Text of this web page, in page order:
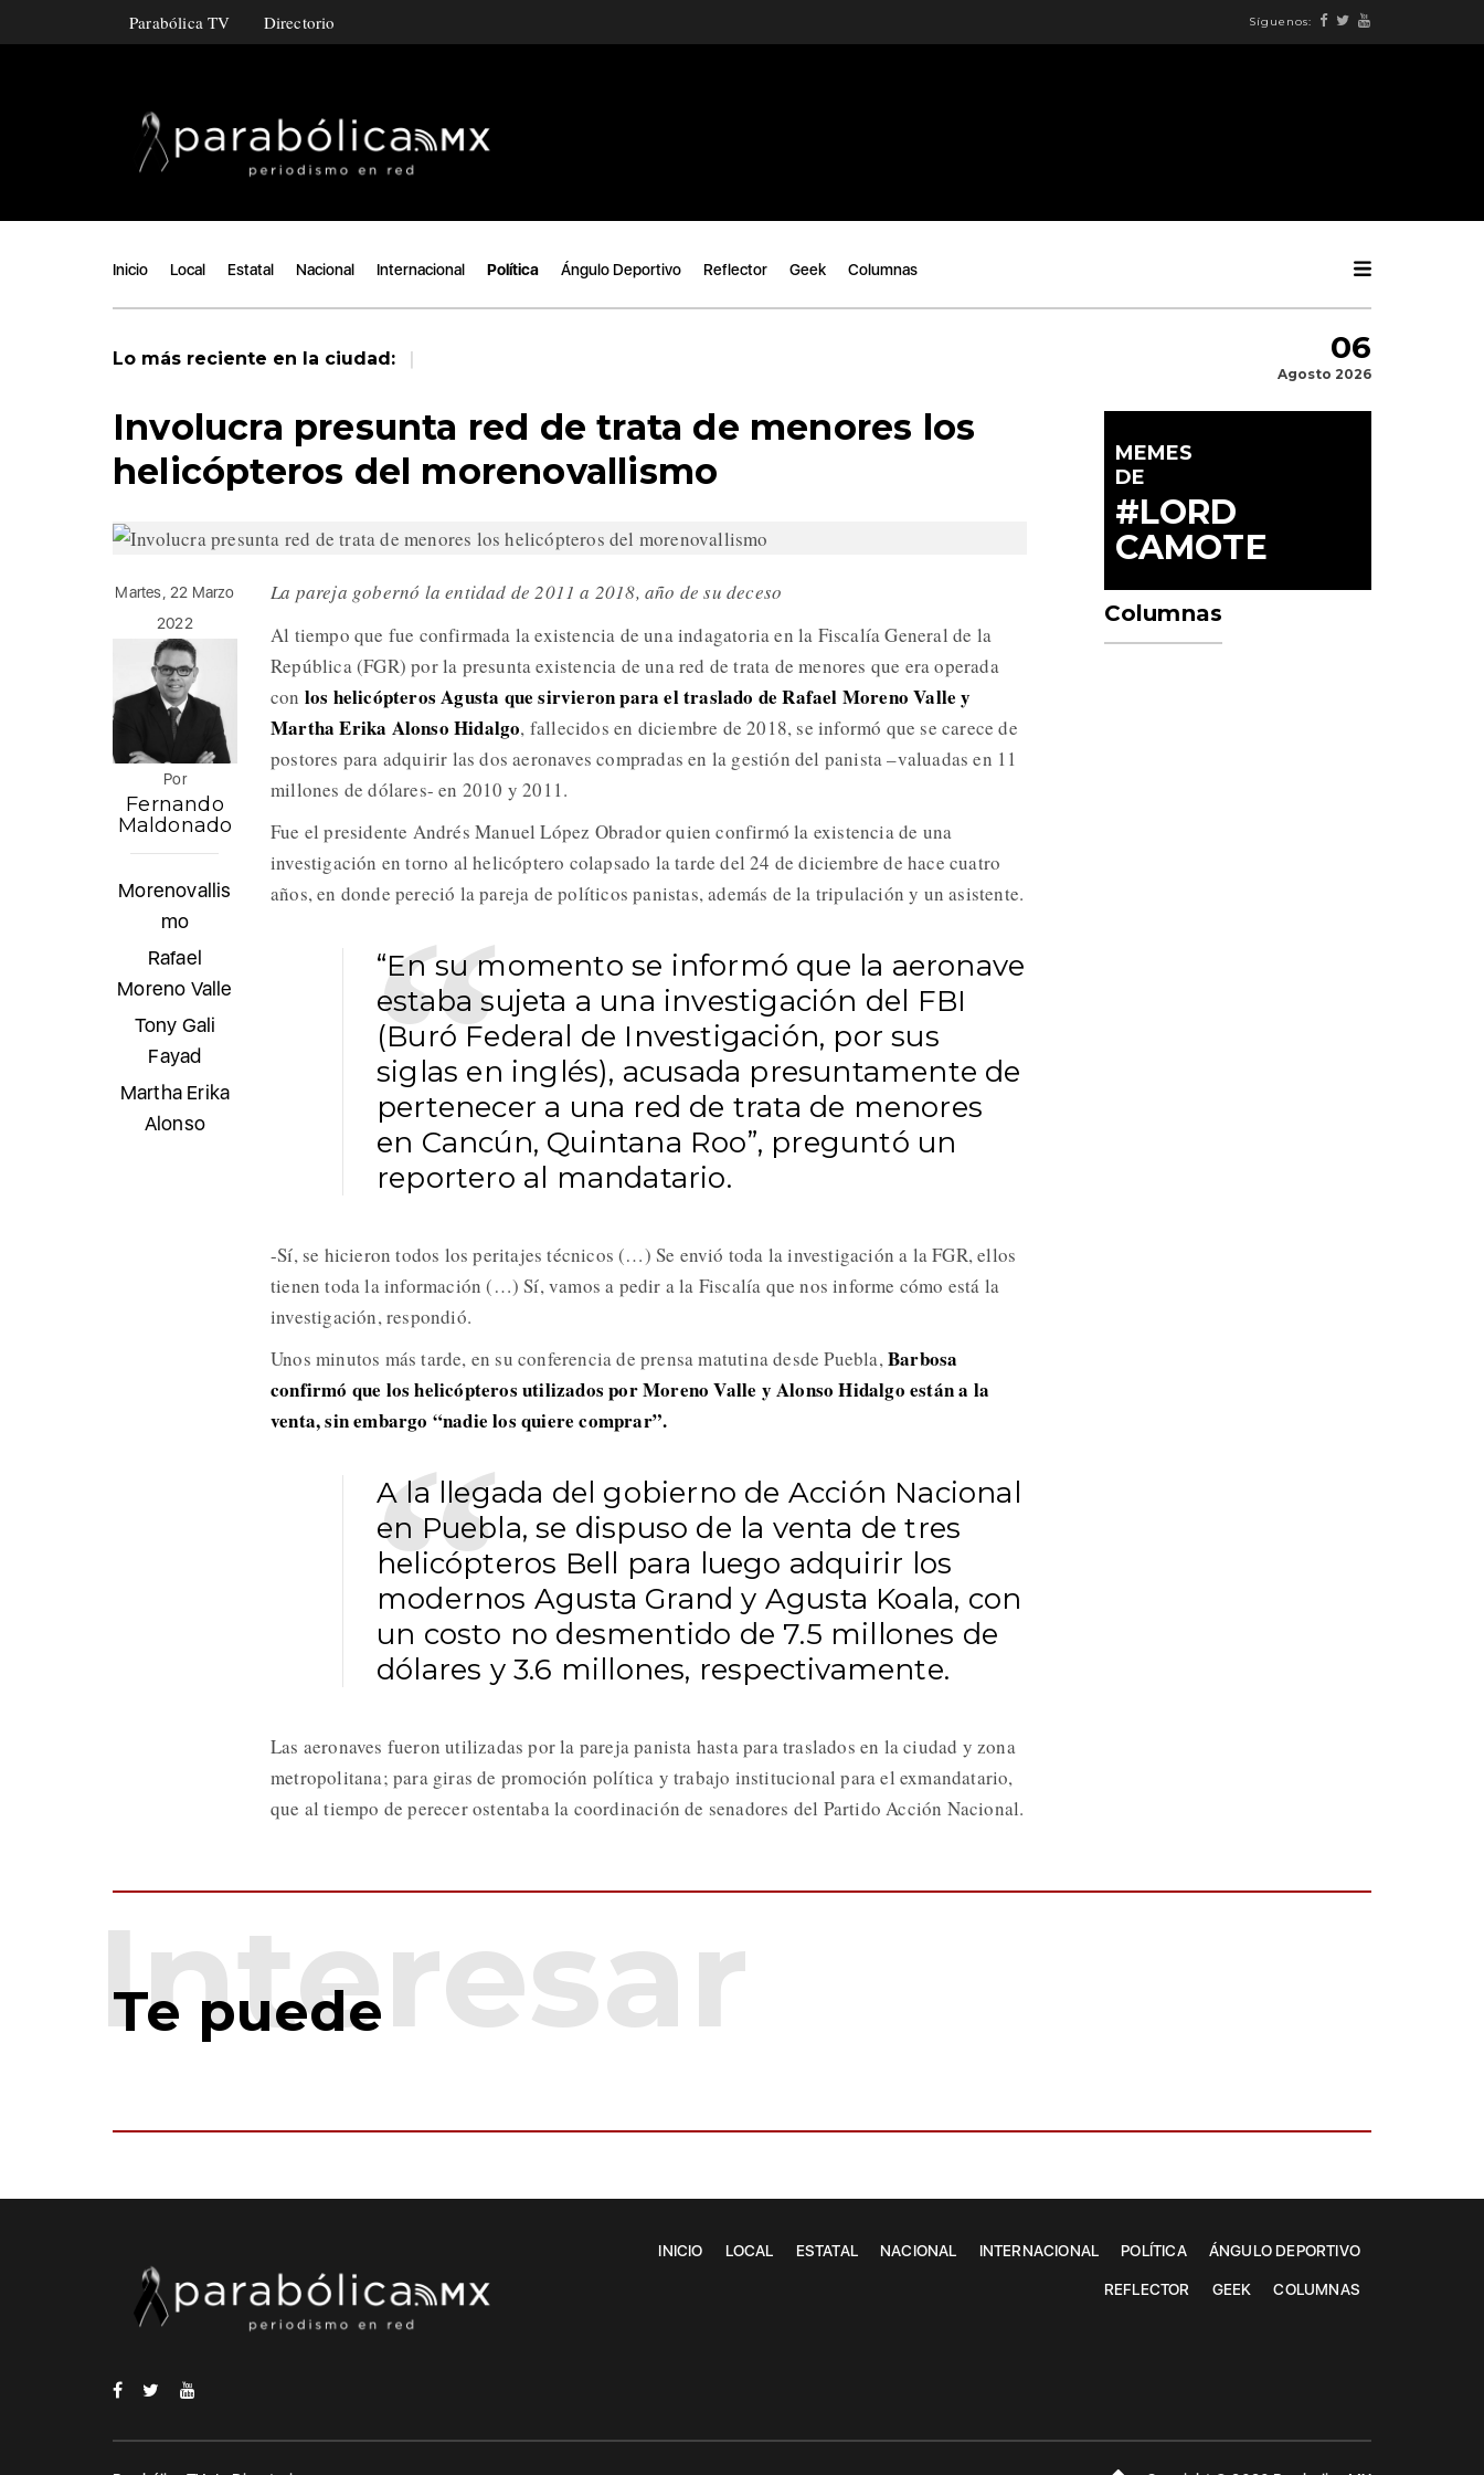
Parabólica TV Directorio Síguenos:
Inicio Local Estatal Nacional Internacional Política Ángulo Deportivo Reflector Geek Columnas
Lo más reciente en la ciudad: | 06
Agosto 2026
Involucra presunta red de trata de menores los
helicópteros del morenovallismo
Martes, 22 Marzo
2022
Por
Fernando
Maldonado
Morenovallis
mo
Rafael
Moreno Valle
Tony Gali
Fayad
Martha Erika
Alonso
La pareja gobernó la entidad de 2011 a 2018, año de su deceso
Al tiempo que fue confirmada la existencia de una indagatoria en la Fiscalía General de la
República (FGR) por la presunta existencia de una red de trata de menores que era operada
con los helicópteros Agusta que sirvieron para el traslado de Rafael Moreno Valle y
Martha Erika Alonso Hidalgo, fallecidos en diciembre de 2018, se informó que se carece de
postores para adquirir las dos aeronaves compradas en la gestión del panista –valuadas en 11
millones de dólares- en 2010 y 2011.
Fue el presidente Andrés Manuel López Obrador quien confirmó la existencia de una
investigación en torno al helicóptero colapsado la tarde del 24 de diciembre de hace cuatro
años, en donde pereció la pareja de políticos panistas, además de la tripulación y un asistente.
“En su momento se informó que la aeronave
estaba sujeta a una investigación del FBI
(Buró Federal de Investigación, por sus
siglas en inglés), acusada presuntamente de
pertenecer a una red de trata de menores
en Cancún, Quintana Roo”, preguntó un
reportero al mandatario.
-Sí, se hicieron todos los peritajes técnicos (…) Se envió toda la investigación a la FGR, ellos
tienen toda la información (…) Sí, vamos a pedir a la Fiscalía que nos informe cómo está la
investigación, respondió.
Unos minutos más tarde, en su conferencia de prensa matutina desde Puebla,Barbosa
confirmó que los helicópteros utilizados por Moreno Valle y Alonso Hidalgo están a la
venta, sin embargo “nadie los quiere comprar”.
A la llegada del gobierno de Acción Nacional
en Puebla, se dispuso de la venta de tres
helicópteros Bell para luego adquirir los
modernos Agusta Grand y Agusta Koala, con
un costo no desmentido de 7.5 millones de
dólares y 3.6 millones, respectivamente.
Las aeronaves fueron utilizadas por la pareja panista hasta para traslados en la ciudad y zona
metropolitana; para giras de promoción política y trabajo institucional para el exmandatario,
que al tiempo de perecer ostentaba la coordinación de senadores del Partido Acción Nacional.
MEMES
DE
#LORD
CAMOTE
Columnas
Te puede
INICIO LOCAL ESTATAL NACIONAL INTERNACIONAL POLÍTICA ÁNGULO DEPORTIVO
REFLECTOR GEEK COLUMNAS